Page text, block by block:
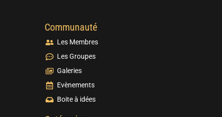
Communauté
Les Membres
Les Groupes
Galeries
Evènements
Boite à idées